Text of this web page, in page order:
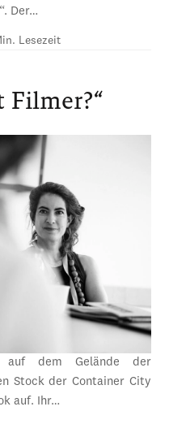
Der…
Lesezeit
Filmer?“
auf dem Gelände der
Stock der Container City
auf. Ihr…